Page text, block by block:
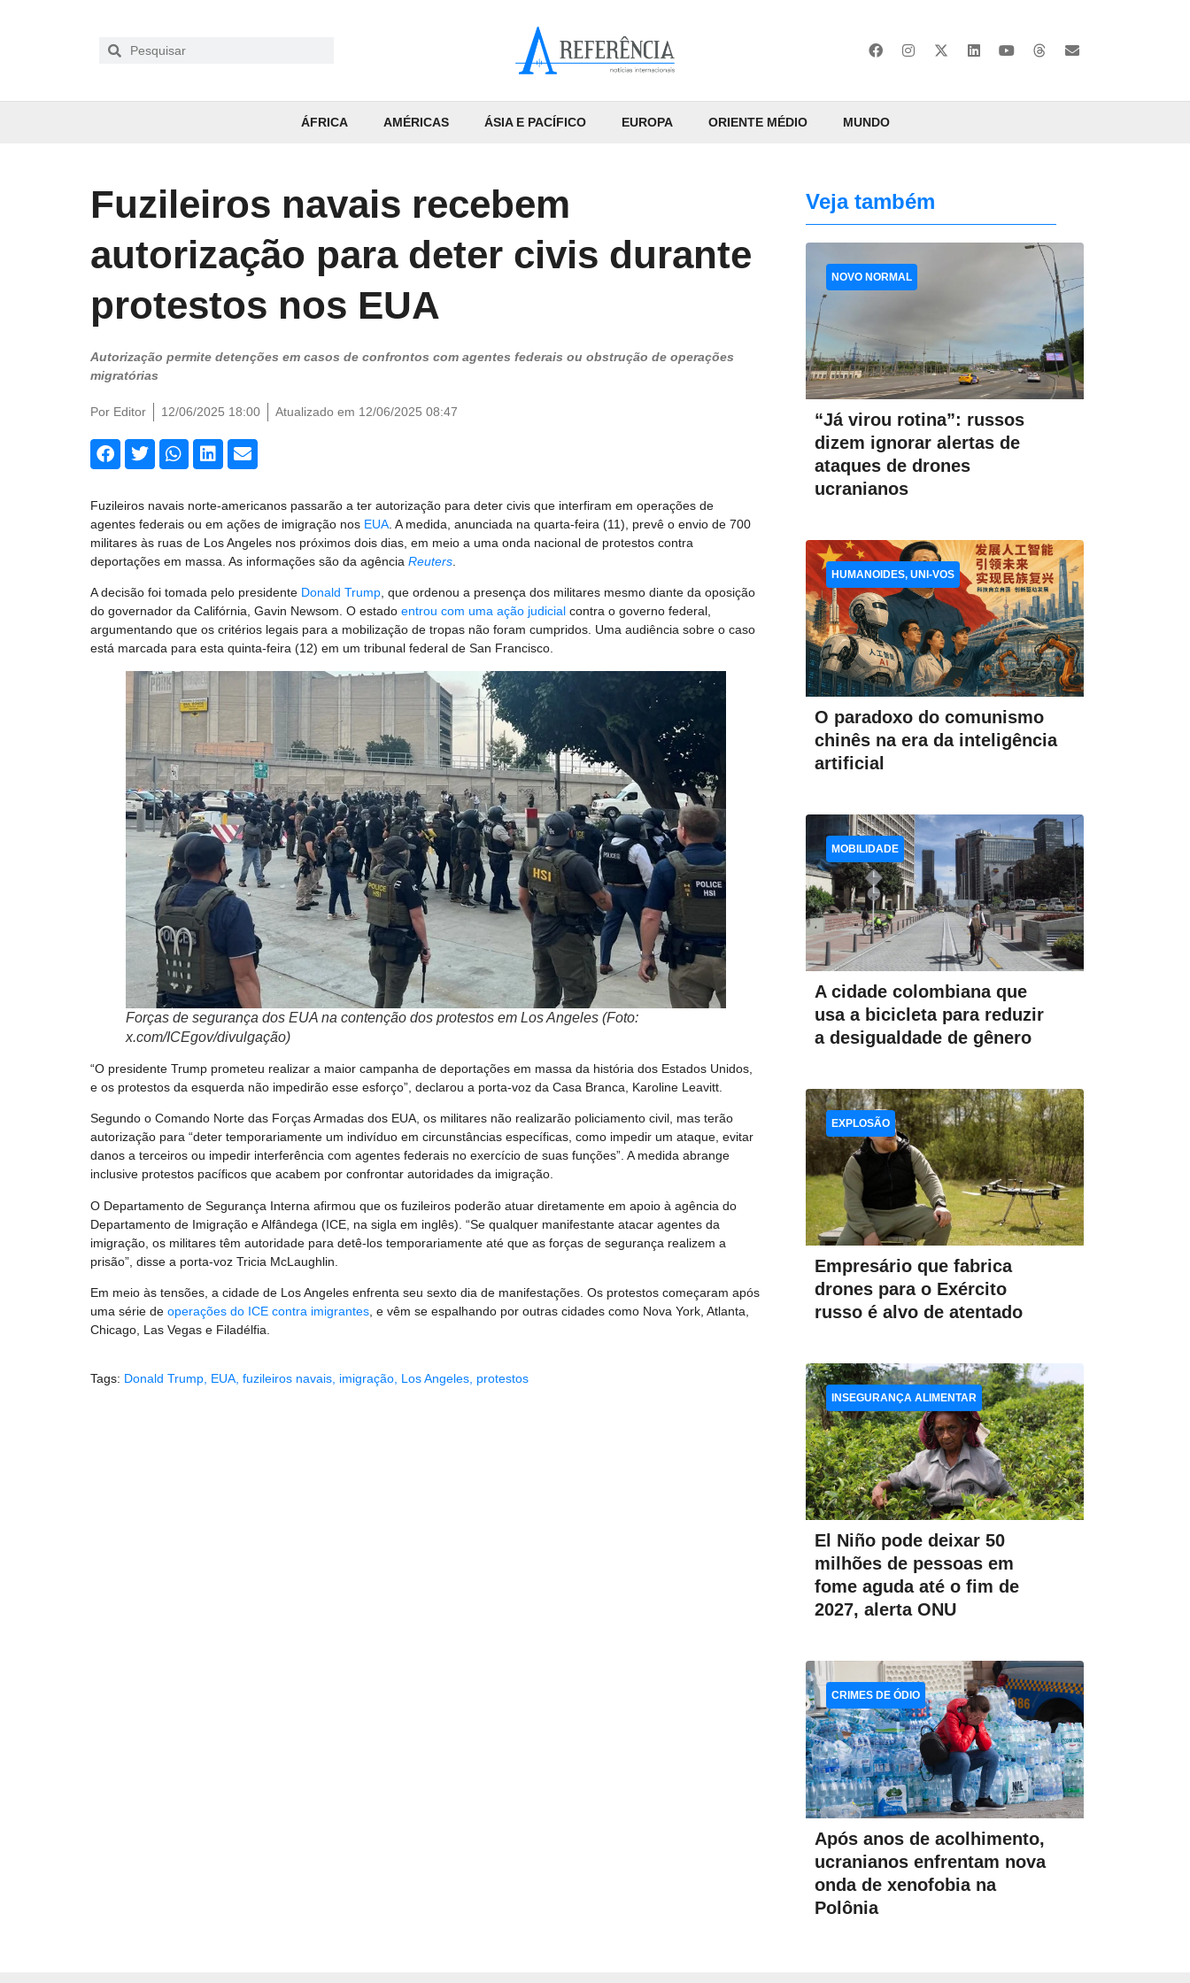
ÁFRICA AMÉRICAS ÁSIA E PACÍFICO EUROPA ORIENTE MÉDIO MUNDO
Fuzileiros navais recebem
autorização para deter civis durante
protestos nos EUA
Autorização permite detenções em casos de confrontos com agentes federais ou obstrução de operações
migratórias
Por Editor 12/06/2025 18:00 Atualizado em 12/06/2025 08:47
Fuzileiros navais norte-americanos passarão a ter autorização para deter civis que interfiram em operações de
agentes federais ou em ações de imigração nos EUA . A medida, anunciada na quarta-feira (11), prevê o envio de 700
militares às ruas de Los Angeles nos próximos dois dias, em meio a uma onda nacional de protestos contra
deportações em massa. As informações são da agência Reuters
A decisão foi tomada pelo presidente Donald Trump, que ordenou a presença dos militares mesmo diante da oposição
do governador da Califórnia, Gavin Newsom. O estado entrou com uma ação judicial contra o governo federal,
argumentando que os critérios legais para a mobilização de tropas não foram cumpridos. Uma audiência sobre o caso
está marcada para esta quinta-feira (12) em um tribunal federal de San Francisco.
Forças de segurança dos EUA na contenção dos protestos em Los Angeles (Foto:
x.com/ICEgov/divulgação)
“O presidente Trump prometeu realizar a maior campanha de deportações em massa da história dos Estados Unidos,
e os protestos da esquerda não impedirão esse esforço”, declarou a porta-voz da Casa Branca, Karoline Leavitt.
Segundo o Comando Norte das Forças Armadas dos EUA, os militares não realizarão policiamento civil, mas terão
autorização para “deter temporariamente um indivíduo em circunstâncias específicas, como impedir um ataque, evitar
danos a terceiros ou impedir interferência com agentes federais no exercício de suas funções”. A medida abrange
inclusive protestos pacíficos que acabem por confrontar autoridades da imigração.
O Departamento de Segurança Interna afirmou que os fuzileiros poderão atuar diretamente em apoio à agência do
Departamento de Imigração e Alfândega (ICE, na sigla em inglês). “Se qualquer manifestante atacar agentes da
imigração, os militares têm autoridade para detê-los temporariamente até que as forças de segurança realizem a
prisão”, disse a porta-voz Tricia McLaughlin.
Em meio às tensões, a cidade de Los Angeles enfrenta seu sexto dia de manifestações. Os protestos começaram após
uma série de operações do ICE contra imigrantes , e vêm se espalhando por outras cidades como Nova York, Atlanta,
Chicago, Las Vegas e Filadélfia.
Tags: Donald Trump, EUA, fuzileiros navais, imigração, Los Angeles, protestos
Veja também
“Já virou rotina”: russos
dizem ignorar alertas de
ataques de drones
ucranianos
NOVO NORMAL
O paradoxo do comunismo
chinês na era da inteligência
artificial
HUMANOIDES, UNI-VOS
A cidade colombiana que
usa a bicicleta para reduzir
a desigualdade de gênero
MOBILIDADE
Empresário que fabrica
drones para o Exército
russo é alvo de atentado
EXPLOSÃO
El Niño pode deixar 50
milhões de pessoas em
fome aguda até o fim de
2027, alerta ONU
INSEGURANÇA ALIMENTAR
Após anos de acolhimento,
ucranianos enfrentam nova
onda de xenofobia na
Polônia
CRIMES DE ÓDIO